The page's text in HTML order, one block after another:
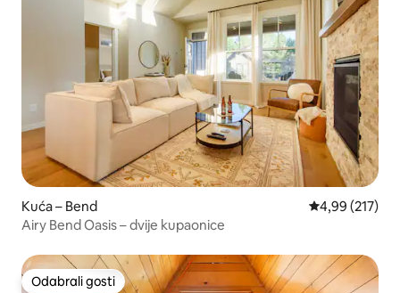
Kuća – Bend Prosječna
4,99 (217)
Airy Bend Oasis – dvije kupaonice
Odabrali gosti
Odabrali gosti